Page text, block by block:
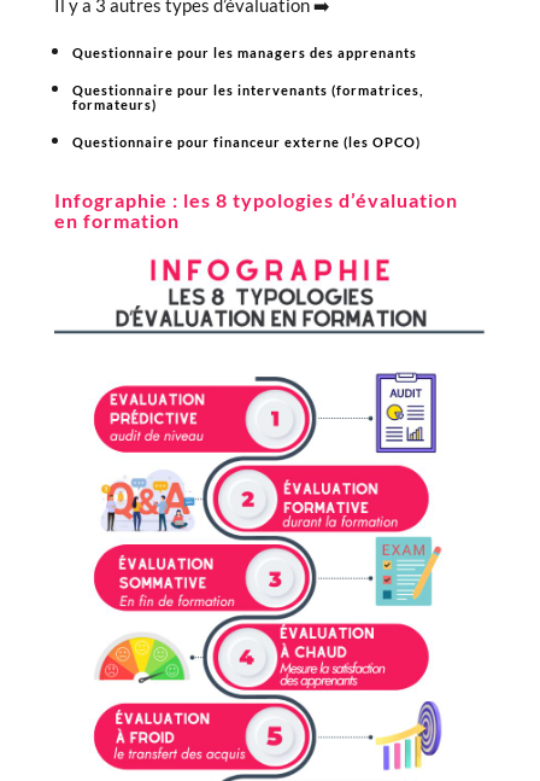
Il y a 3 autres types d’évaluation ➡️
Questionnaire pour les managers des apprenants
Questionnaire pour les intervenants (formatrices,
formateurs)
Questionnaire pour financeur externe (les OPCO)
Infographie : les 8 typologies d’évaluation
en formation